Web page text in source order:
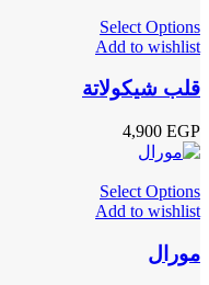
Select Options
Add to wishlist
قلب شيكولاتة
4,900 EGP
Select Options
Add to wishlist
مورال